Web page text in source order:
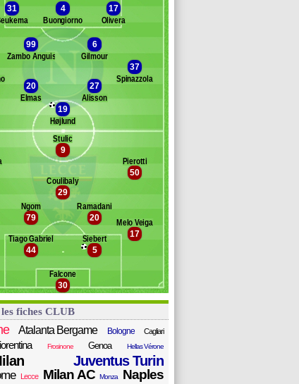
des remplaçants Naples
Banc des remplaçants
31
4
Buongiorno
17
Olivera
99
Zambo Anguissa
6
Gilmour
37
Spinazzola
20
Elmas
27
Alisson
19
Højlund
30
Falcone
5
Siebert
44
Tiago Gabriel 17
Melo Veiga
20
Ramadani
79
Ngom
29
Coulibaly
50
Pierotti
9
Stulic
fiches CLUB
Atalanta Bergame Bologne
Cagliari
Frosinone Genoa Hellas Vérone
Juventus Turin
Lecce Milan AC Monza Naples